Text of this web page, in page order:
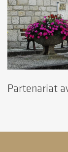
Partenariat